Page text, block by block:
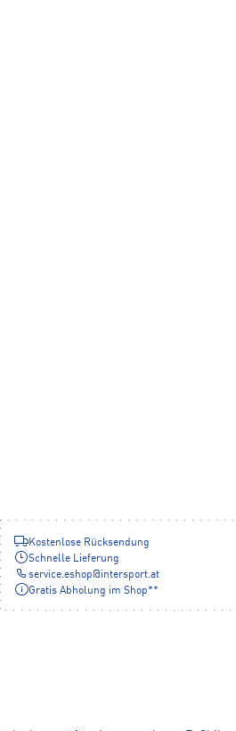
Kostenlose Rücksendung
Schnelle Lieferung
service.eshop@intersport.at
Gratis Abholung im Shop**